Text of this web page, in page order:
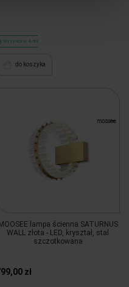
Wysyłka w 4 dni
do koszyka
MOOSEE lampa ścienna SATURNUS
WALL złota - LED, kryształ, stal
szczotkowana
zł